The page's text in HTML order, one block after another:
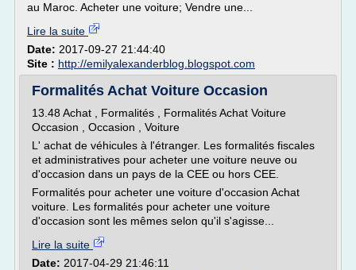
au Maroc. Acheter une voiture; Vendre une...
Lire la suite
Date: 2017-09-27 21:44:40
Site : http://emilyalexanderblog.blogspot.com
Formalités Achat Voiture Occasion
13.48 Achat , Formalités , Formalités Achat Voiture
Occasion , Occasion , Voiture
L' achat de véhicules à l'étranger. Les formalités fiscales
et administratives pour acheter une voiture neuve ou
d'occasion dans un pays de la CEE ou hors CEE.
Formalités pour acheter une voiture d'occasion Achat
voiture. Les formalités pour acheter une voiture
d'occasion sont les mêmes selon qu'il s'agisse...
Lire la suite
Date: 2017-04-29 21:46:11